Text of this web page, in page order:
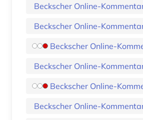
Beckscher Online-
Beckscher Online-
Beckscher Online-
Beckscher Online-
Beckscher Online-
Beckscher Online-